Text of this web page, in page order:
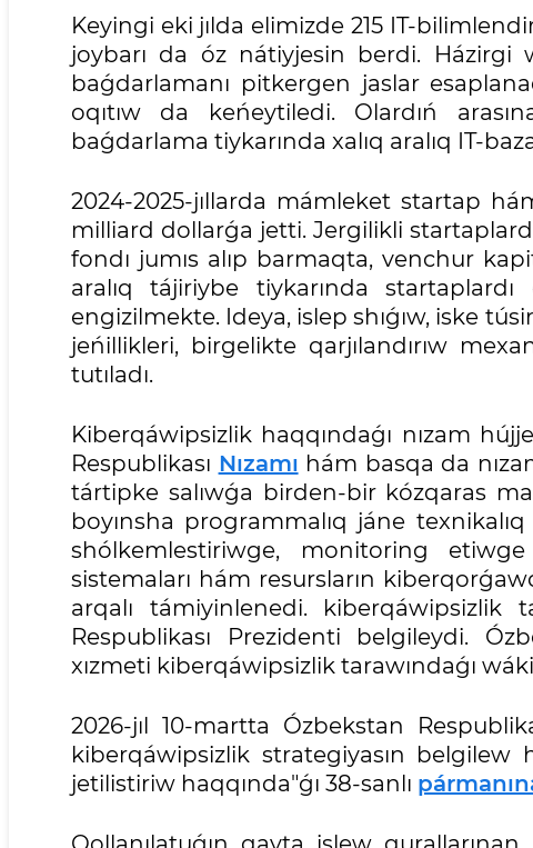
Keyingi eki jılda elimizde 215 IT-
joybarı da óz nátiyjesin berdi. Házirgi
baǵdarlamanı pitkergen jaslar
oqıtıw da keńeytiledi. Olardıń
baǵdarlama tiykarında xalıq aralıq IT-
2024-2025-jıllarda mámleket startap
milliard dollarǵa jetti. Jergilikli
fondı jumıs alıp barmaqta, venchur
aralıq tájiriybe tiykarında startaplardı
engizilmekte. Ideya, islep shıǵıw, iske
jeńillikleri, birgelikte qarjılandırıw
tutıladı.
Kiberqáwipsizlik haqqındaǵı nızam
Respublikası Nızamı hám basqa da
tártipke salıwǵa birden-bir kózqaras
boyınsha programmalıq jáne
shólkemlestiriwge, monitoring
sistemaları hám resursların
arqalı támiyinlenedi. kiberqáwipsizlik
Respublikası Prezidenti belgileydi.
xızmeti kiberqáwipsizlik tarawındaǵı
2026-jıl 10-martta Ózbekstan
kiberqáwipsizlik strategiyasın belgilew
jetilistiriw haqqında"ǵı 38-sanlı